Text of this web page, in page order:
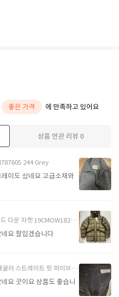
좋은 가격 에 만족하고 있어요
상품 연관 리뷰 0
244 Grey
19CMOW182A110416A 356 Green
요 잘입겠습니다
이브 포켓 진 K2S15J100005S00J8 VJ200 Blue
요 굿이요 상품도 좋습니